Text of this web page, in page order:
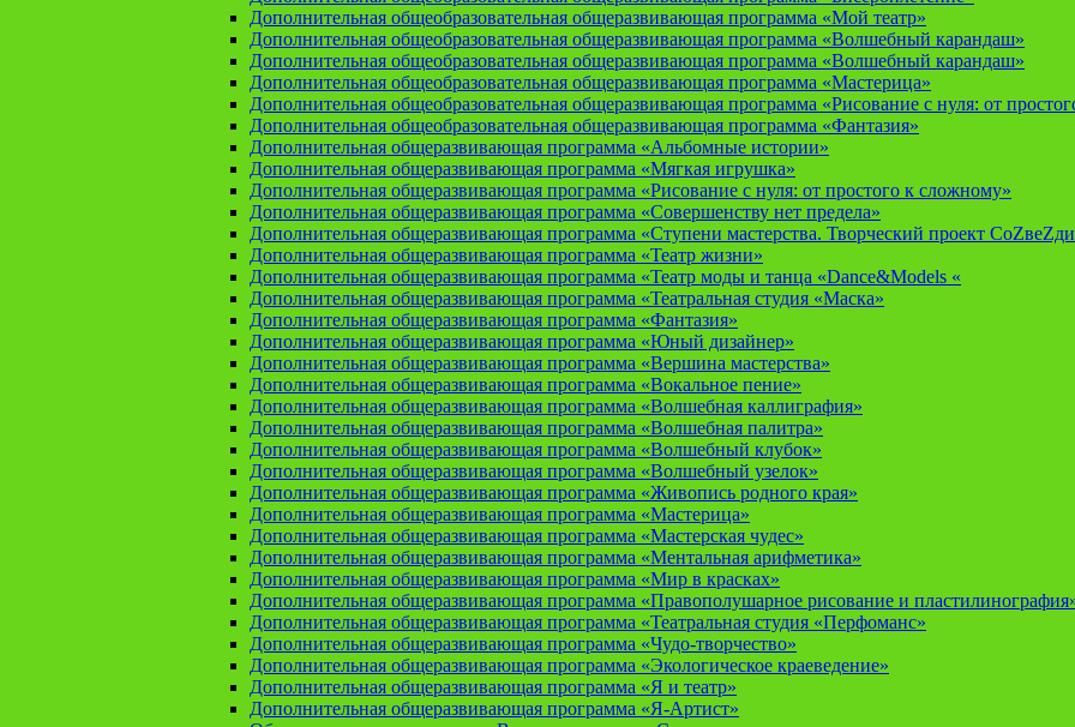
Дополнительная общеобразовательная общеразвивающая программа «Мой театр»
Дополнительная общеобразовательная общеразвивающая программа «Волшебный карандаш»
Дополнительная общеобразовательная общеразвивающая программа «Волшебный карандаш»
Дополнительная общеобразовательная общеразвивающая программа «Мастерица»
Дополнительная общеобразовательная общеразвивающая программа «Рисование с нуля: от
Дополнительная общеобразовательная общеразвивающая программа «Фантазия»
Дополнительная общеразвивающая программа «Альбомные истории»
Дополнительная общеразвивающая программа «Мягкая игрушка»
Дополнительная общеразвивающая программа «Рисование с нуля: от простого к сложному»
Дополнительная общеразвивающая программа «Совершенству нет предела»
Дополнительная общеразвивающая программа «Ступени мастерства. Творческий проект
Дополнительная общеразвивающая программа «Театр жизни»
Дополнительная общеразвивающая программа «Театр моды и танца «Dance&Models «
Дополнительная общеразвивающая программа «Театральная студия «Маска»
Дополнительная общеразвивающая программа «Фантазия»
Дополнительная общеразвивающая программа «Юный дизайнер»
Дополнительная общеразвивающая программа «Вершина мастерства»
Дополнительная общеразвивающая программа «Вокальное пение»
Дополнительная общеразвивающая программа «Волшебная каллиграфия»
Дополнительная общеразвивающая программа «Волшебная палитра»
Дополнительная общеразвивающая программа «Волшебный клубок»
Дополнительная общеразвивающая программа «Волшебный узелок»
Дополнительная общеразвивающая программа «Живопись родного края»
Дополнительная общеразвивающая программа «Мастерица»
Дополнительная общеразвивающая программа «Мастерская чудес»
Дополнительная общеразвивающая программа «Ментальная арифметика»
Дополнительная общеразвивающая программа «Мир в красках»
Дополнительная общеразвивающая программа «Правополушарное рисование и
Дополнительная общеразвивающая программа «Театральная студия «Перфоманс»
Дополнительная общеразвивающая программа «Чудо-творчество»
Дополнительная общеразвивающая программа «Экологическое краеведение»
Дополнительная общеразвивающая программа «Я и театр»
Дополнительная общеразвивающая программа «Я-Артист»